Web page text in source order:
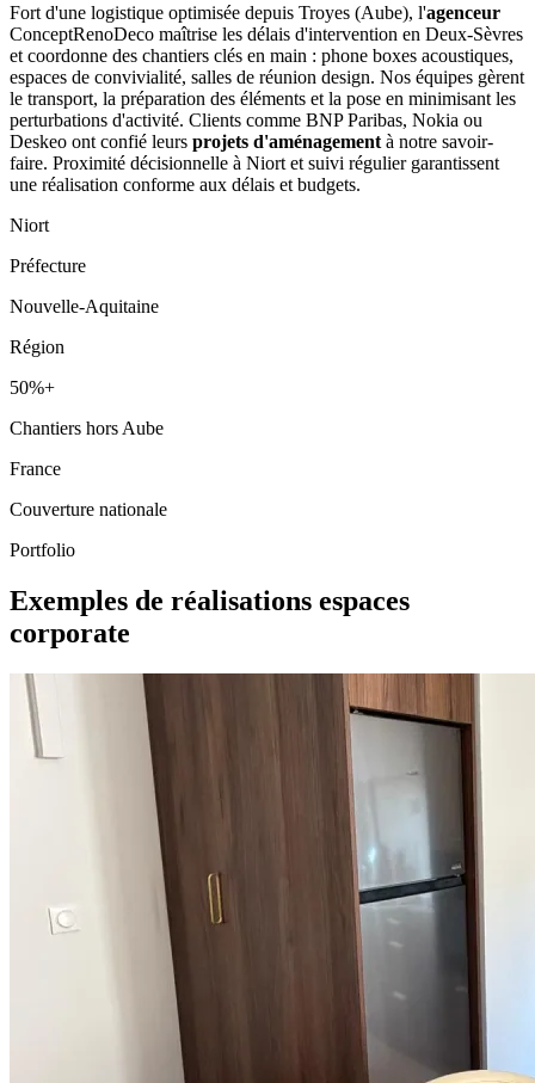
Fort d'une logistique optimisée depuis Troyes (Aube), l'agenceur
ConceptRenoDeco maîtrise les délais d'intervention en Deux-Sèvres
et coordonne des chantiers clés en main : phone boxes acoustiques,
espaces de convivialité, salles de réunion design. Nos équipes gèrent
le transport, la préparation des éléments et la pose en minimisant les
perturbations d'activité. Clients comme BNP Paribas, Nokia ou
Deskeo ont confié leurs projets d'aménagement à notre savoir-
faire. Proximité décisionnelle à Niort et suivi régulier garantissent
une réalisation conforme aux délais et budgets.
Niort
Préfecture
Nouvelle-Aquitaine
Région
50%+
Chantiers hors Aube
France
Couverture nationale
Portfolio
Exemples de réalisations espaces
corporate